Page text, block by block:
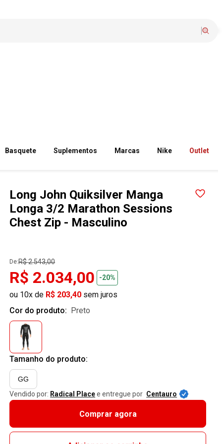
Basquete Suplementos Marcas Nike Outlet
Long John Quiksilver Manga
Longa 3/2 Marathon Sessions
Chest Zip - Masculino
De:R$ 2.543,00
R$ 2.034,00 -20%
ou 10x de R$ 203,40 sem juros
Cor do produto:
preto
Tamanho do produto:
GG
Vendido por: Radical Placee entregue por Centauro
Comprar agora